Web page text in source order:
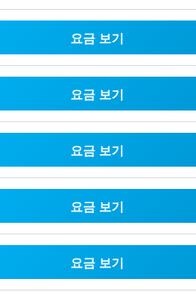
요금 보기
요금 보기
요금 보기
요금 보기
요금 보기